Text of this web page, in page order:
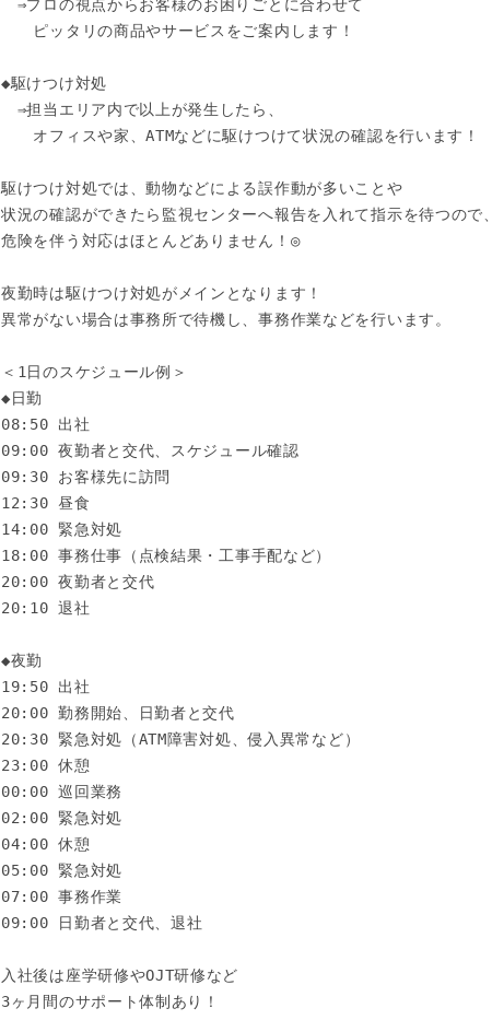
⇒プロの視点からお客様のお困りごとに合わせて
ピッタリの商品やサービスをご案内します！
◆駆けつけ対処
⇒担当エリア内で以上が発生したら、
オフィスや家、ATMなどに駆けつけて状況の確認を行います！
駆けつけ対処では、動物などによる誤作動が多いことや
状況の確認ができたら監視センターへ報告を入れて指示を待つので、
危険を伴う対応はほとんどありません！◎
夜勤時は駆けつけ対処がメインとなります！
異常がない場合は事務所で待機し、事務作業などを行います。
＜1日のスケジュール例＞
◆日勤
08:50 出社
09:00 夜勤者と交代、スケジュール確認
09:30 お客様先に訪問
12:30 昼食
14:00 緊急対処
18:00 事務仕事（点検結果・工事手配など）
20:00 夜勤者と交代
20:10 退社
◆夜勤
19:50 出社
20:00 勤務開始、日勤者と交代
20:30 緊急対処（ATM障害対処、侵入異常など）
23:00 休憩
00:00 巡回業務
02:00 緊急対処
04:00 休憩
05:00 緊急対処
07:00 事務作業
09:00 日勤者と交代、退社
入社後は座学研修やOJT研修など
3ヶ月間のサポート体制あり！